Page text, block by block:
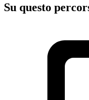
Su questo